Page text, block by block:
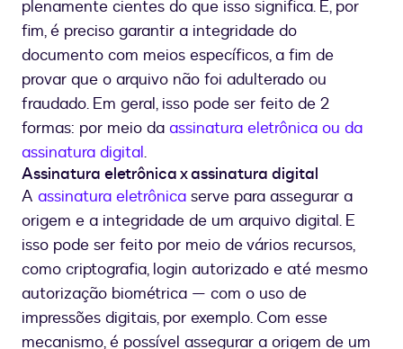
plenamente cientes do que isso significa. E, por
fim, é preciso garantir a integridade do
documento com meios específicos, a fim de
provar que o arquivo não foi adulterado ou
fraudado. Em geral, isso pode ser feito de 2
formas: por meio da assinatura eletrônica ou da
assinatura digital.
Assinatura eletrônica x assinatura digital
A assinatura eletrônica serve para assegurar a
origem e a integridade de um arquivo digital. E
isso pode ser feito por meio de vários recursos,
como criptografia, login autorizado e até mesmo
autorização biométrica — com o uso de
impressões digitais, por exemplo. Com esse
mecanismo, é possível assegurar a origem de um